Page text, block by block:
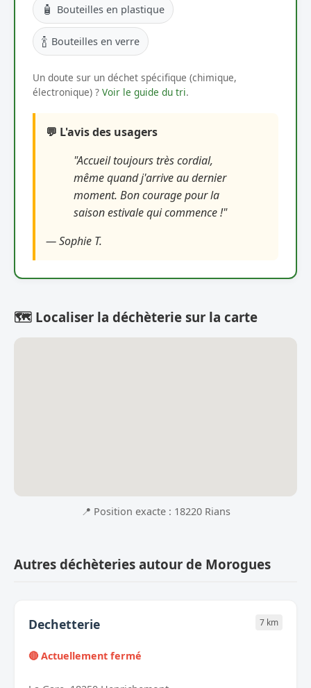
🧴 Bouteilles en plastique
🍾 Bouteilles en verre
Un doute sur un déchet spécifique (chimique,
électronique) ? Voir le guide du tri.
💬 L'avis des usagers
"Accueil toujours très cordial,
même quand j'arrive au dernier
moment. Bon courage pour la
saison estivale qui commence !"
— Sophie T.
🗺️ Localiser la déchèterie sur la carte
📍 Position exacte : 18220 Rians
Autres déchèteries autour de Morogues
Dechetterie 7 km
🔴 Actuellement fermé